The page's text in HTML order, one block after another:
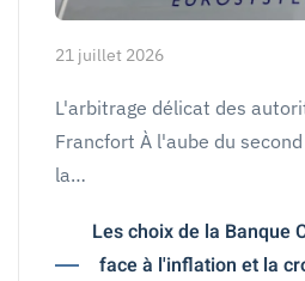
21 juillet 2026
L'arbitrage délicat des
Francfort À l'aube du
la…
Les choix de la Banque
face à l'inflation et la